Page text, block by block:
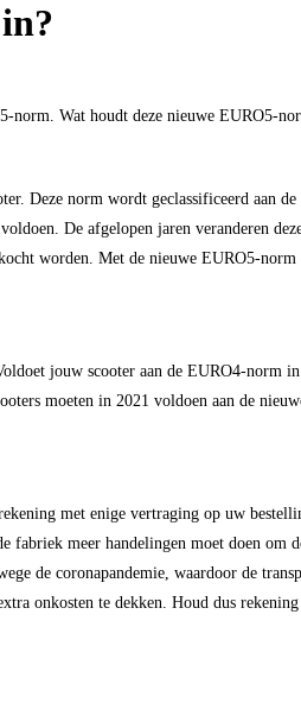
norm. Wat houdt deze nieuwe EURO5-
Deze norm wordt geclassificeerd aan
De afgelopen jaren veranderen
worden. Met de nieuwe EURO5-
jouw scooter aan de EURO4-norm
moeten in 2021 voldoen aan de
met enige vertraging op uw
fabriek meer handelingen moet doen
de coronapandemie, waardoor de
onkosten te dekken. Houd dus